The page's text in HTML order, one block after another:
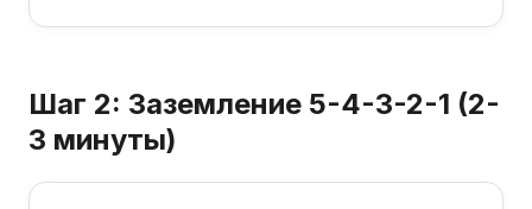
Шаг 2: Заземление 5-4-3-2-1 (2-
3 минуты)